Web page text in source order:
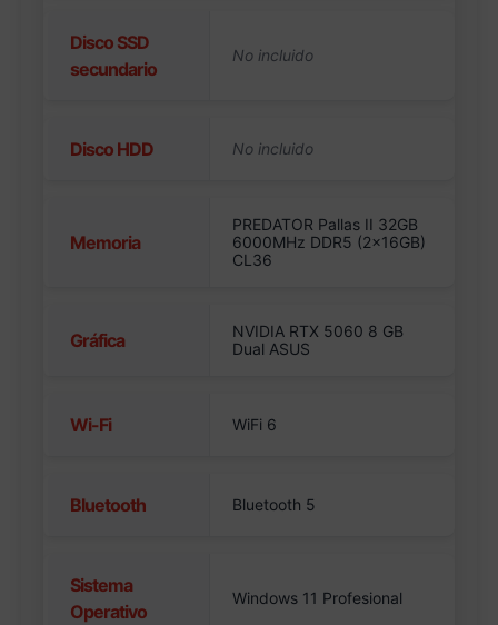
Disco SSD
secundario
Disco HDD
Memoria
PREDATOR Pallas II 32GB
6000MHz DDR5 (2x16GB)
CL36
Gráfica
NVIDIA RTX 5060 8 GB
Dual ASUS
Wi-Fi WiFi 6
Bluetooth Bluetooth 5
Sistema
Operativo
Windows 11 Profesional